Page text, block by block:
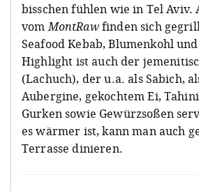
bisschen fühlen wie in Tel Aviv.
vomMontRawfinden sich
Seafood Kebab, Blumenkohl
Highlight ist auch der
(Lachuch), der u.a. als Sabich,
Aubergine, gekochtem Ei,
Gurken sowie Gewürzsoßen
es wärmer ist, kann man auch
Terrasse dinieren.